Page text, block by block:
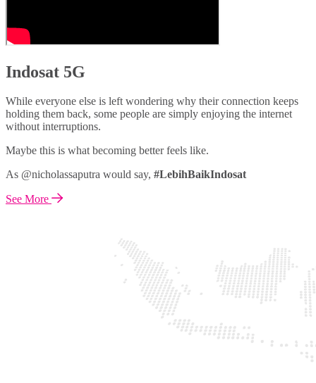
Indosat 5G
While everyone else is left wondering why their connection keeps
holding them back, some people are simply enjoying the internet
without interruptions.
Maybe this is what becoming better feels like.
As @nicholassaputra would say, #LebihBaikIndosat
See More